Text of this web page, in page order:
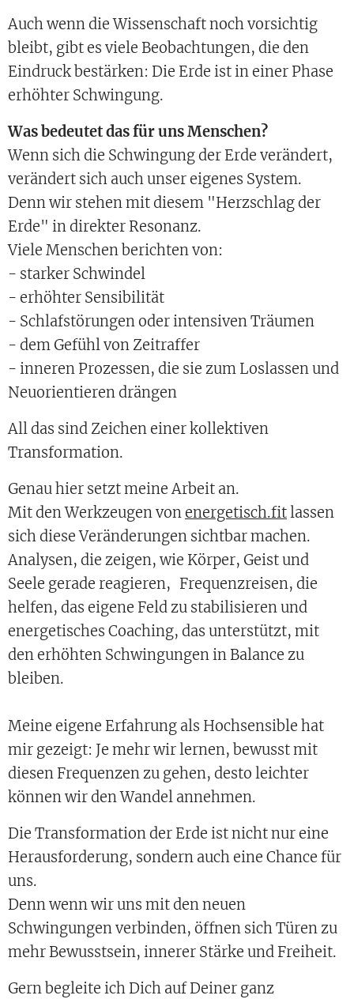
Auch wenn die Wissenschaft noch vorsichtig
bleibt, gibt es viele Beobachtungen, die den
Eindruck bestärken: Die Erde ist in einer Phase
erhöhter Schwingung.
Was bedeutet das für uns Menschen?
Wenn sich die Schwingung der Erde verändert,
verändert sich auch unser eigenes System.
Denn wir stehen mit diesem "Herzschlag der
Erde" in direkter Resonanz.
Viele Menschen berichten von:
- starker Schwindel
- erhöhter Sensibilität
- Schlafstörungen oder intensiven Träumen
- dem Gefühl von Zeitraffer
- inneren Prozessen, die sie zum Loslassen und
Neuorientieren drängen
All das sind Zeichen einer kollektiven
Transformation.
Genau hier setzt meine Arbeit an.
Mit den Werkzeugen von energetisch.fit lassen
sich diese Veränderungen sichtbar machen.
Analysen, die zeigen, wie Körper, Geist und
Seele gerade reagieren, Frequenzreisen, die
helfen, das eigene Feld zu stabilisieren und
energetisches Coaching, das unterstützt, mit
den erhöhten Schwingungen in Balance zu
bleiben.
Meine eigene Erfahrung als Hochsensible hat
mir gezeigt: Je mehr wir lernen, bewusst mit
diesen Frequenzen zu gehen, desto leichter
können wir den Wandel annehmen.
Die Transformation der Erde ist nicht nur eine
Herausforderung, sondern auch eine Chance für
uns.
Denn wenn wir uns mit den neuen
Schwingungen verbinden, öffnen sich Türen zu
mehr Bewusstsein, innerer Stärke und Freiheit.
Gern begleite ich Dich auf Deiner ganz